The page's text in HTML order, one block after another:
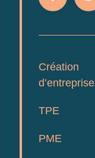
Création
d’entreprise
TPE
PME